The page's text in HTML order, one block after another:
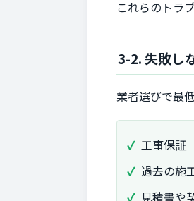
これらのトラ
3-2. 失敗し
業者選びで最
工事保証
過去の施
見積書や